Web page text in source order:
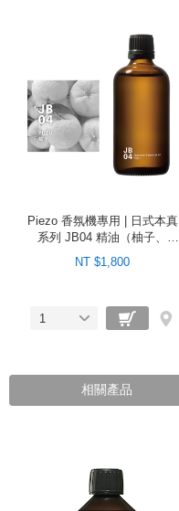
Piezo 香氛機專用 | 日式本真
系列 JB04 精油（柚子、
100ml）
NT $1,800
1
相關產品